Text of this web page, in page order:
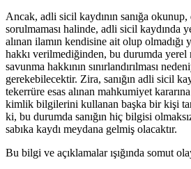
Ancak, adli sicil kaydının sanığa
sorulmaması halinde, adli sicil kaydında
alınan ilamın kendisine ait olup olmadığı
hakkı verilmediğinden, bu durumda
savunma hakkının sınırlandırılması
gerekebilecektir. Zira, sanığın adli sicil
tekerrüre esas alınan mahkumiyet
kimlik bilgilerini kullanan başka bir kişi
ki, bu durumda sanığın hiç bilgisi
sabıka kaydı meydana gelmiş olacaktır.
Bu bilgi ve açıklamalar ışığında somut